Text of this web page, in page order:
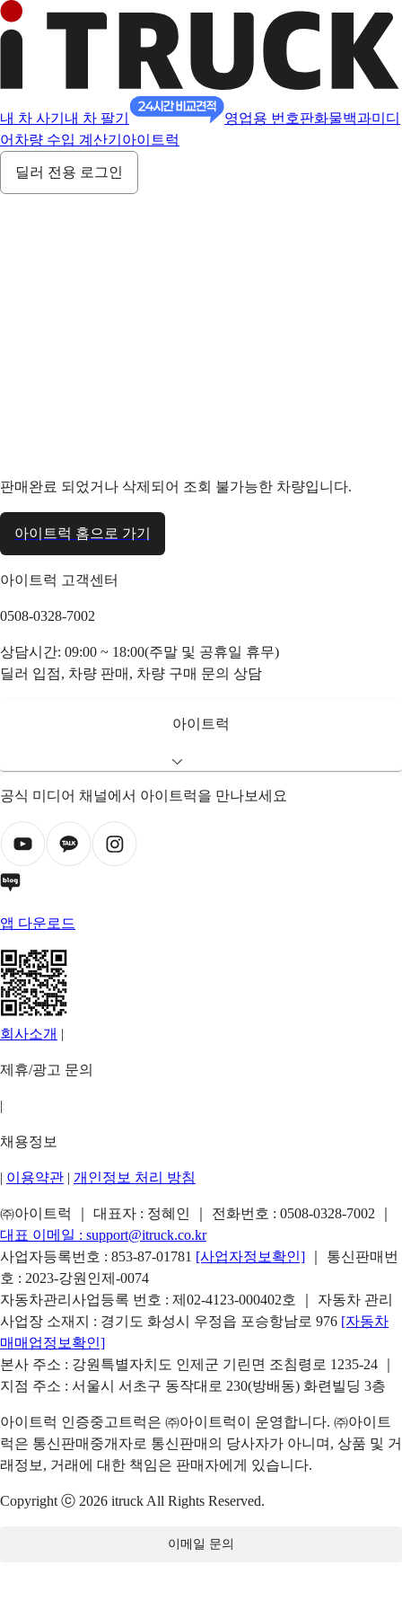
내 차 사기 내 차 팔기 영업용 번호판화물백과미디
어 차량 수입 계산기 아이트럭
딜러 전용 로그인
판매완료 되었거나 삭제되어 조회 불가능한 차량입니다.
아이트럭 홈으로 가기
아이트럭 고객센터
0508-0328-7002
상담시간: 09:00 ~ 18:00(주말 및 공휴일 휴무)
딜러 입점, 차량 판매, 차량 구매 문의 상담
아이트럭
공식 미디어 채널에서 아이트럭을 만나보세요
앱 다운로드
회사소개 |
제휴/광고 문의
|
채용정보
| 이용약관 | 개인정보 처리 방침
㈜아이트럭 ｜ 대표자 : 정혜인 ｜ 전화번호 : 0508-0328-7002
대표 이메일 : support@itruck.co.kr
사업자등록번호 : 853-87-01781 [사업자정보확인]
｜ 통신판매번
호 : 2023-강원인제-0074
자동차관리사업등록 번호 : 제02-4123-000402호 ｜ 자동차 관리
사업장 소재지 : 경기도 화성시 우정읍 포승항남로 976 [자동차
매매업정보확인]
본사 주소 : 강원특별자치도 인제군 기린면 조침령로 1235-24 ｜
지점 주소 : 서울시 서초구 동작대로 230(방배동) 화련빌딩 3층
아이트럭 인증중고트럭은 ㈜아이트럭이 운영합니다. ㈜아이트
럭은 통신판매중개자로 통신판매의 당사자가 아니며, 상품 및 거
래정보, 거래에 대한 책임은 판매자에게 있습니다.
Copyright ⓒ 2026 itruck All Rights Reserved.
이메일 문의